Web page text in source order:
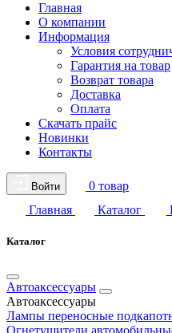
Главная
О компании
Информация
Условия
Гарантия на товар
Возврат товара
Доставка
Оплата
Скачать прайс
Новинки
Контакты
Войти
0 товар
Главная
Каталог
Каталог
Автоаксессуары
Автоаксессуары
Лампы переносные